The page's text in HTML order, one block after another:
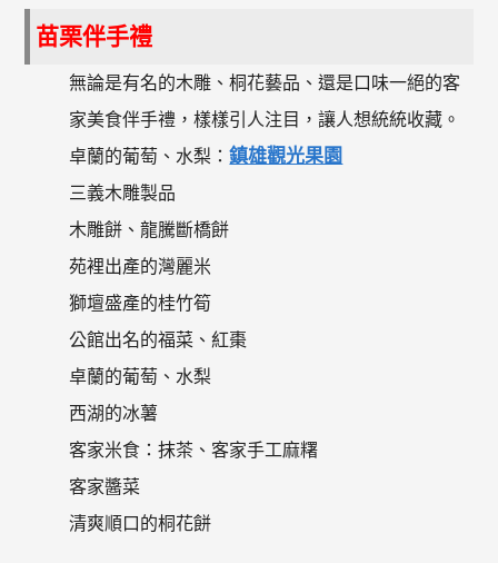
苗栗伴手禮
無論是有名的木雕、桐花藝品、還是口味一絕的客
家美食伴手禮，樣樣引人注目，讓人想統統收藏。
卓蘭的葡萄、水梨：鎮雄觀光果園
三義木雕製品
木雕餅、龍騰斷橋餅
苑裡出產的灣麗米
獅壇盛產的桂竹筍
公館出名的福菜、紅棗
卓蘭的葡萄、水梨
西湖的冰薯
客家米食：抹茶、客家手工麻糬
客家醬菜
清爽順口的桐花餅